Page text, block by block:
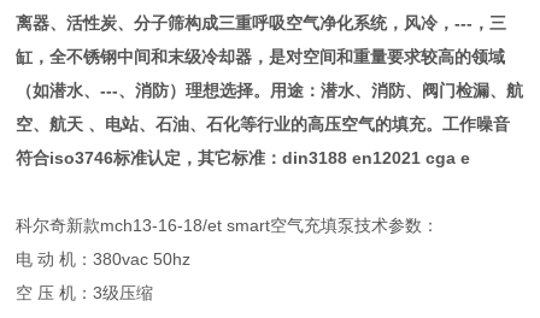
离器、活性炭、分子筛构成三重呼吸空气净化系统，风冷，---，三
缸，全不锈钢中间和末级冷却器，是对空间和重量要求较高的领域
（如潜水、---、消防）理想选择。用途：潜水、消防、阀门检漏、航
空、航天 、电站、石油、石化等行业的高压空气的填充。工作噪音
符合iso3746标准认定，其它标准：din3188 en12021 cga e
科尔奇新款mch13-16-18/et smart空气充填泵技术参数：
电 动 机：380vac 50hz
空 压 机：3级压缩